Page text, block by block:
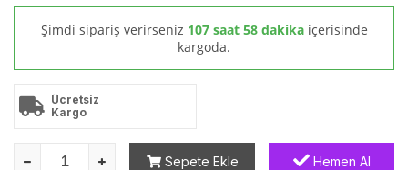
Şimdi sipariş verirseniz 107 saat 58 dakika içerisinde
kargoda.
Ücretsiz
Kargo
Sepete Ekle Hemen Al